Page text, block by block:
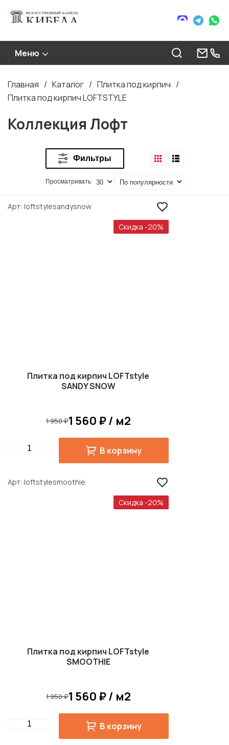
Меню
Строка
навигации
Главная Каталог
Плитка под кирпич
Плитка под кирпич LOFTSTYLE
Коллекция Лофт
Фильтры
Просматривать
Арт loftstylesandysnow
Скидка -20%
Плитка под кирпич LOFTstyle
SANDY SNOW
1 950 ₽1 560 ₽ / м2
Quantity В корзину
Арт loftstylesmoothie
Скидка -20%
Плитка под кирпич LOFTstyle
SMOOTHIE
1 950 ₽1 560 ₽ / м2
Quantity В корзину